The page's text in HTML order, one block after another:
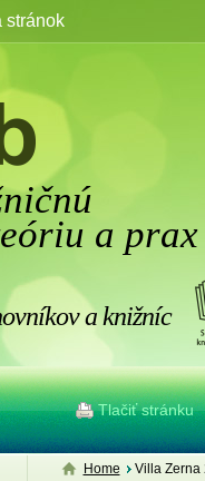
a prax
a knižníc
Tlačiť stránku
stránok
Home Villa Zerna